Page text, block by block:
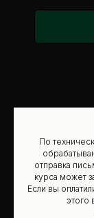
По
отправка
курса может
Если вы
этого